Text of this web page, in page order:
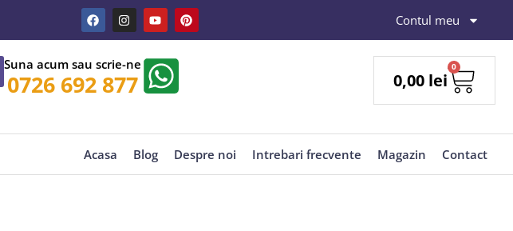
Contul meu
Suna acum sau scrie-ne
0726 692 877 0,00 lei
0
Acasa Blog Despre noi Intrebari frecvente Magazin Contact